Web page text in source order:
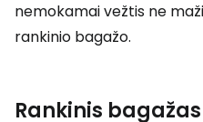
nemokamai vežtis ne
rankinio bagažo.
Rankinis bagažas